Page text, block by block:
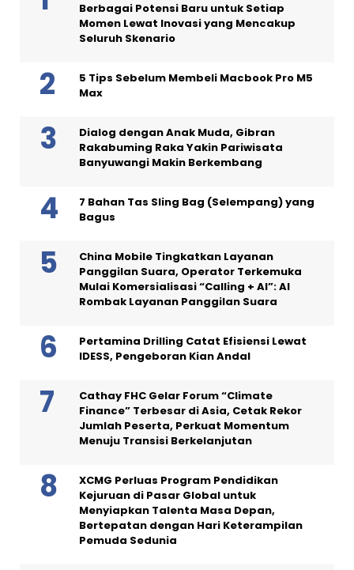
Berbagai Potensi Baru untuk Setiap
Momen Lewat Inovasi yang Mencakup
Seluruh Skenario
5 Tips Sebelum Membeli Macbook Pro M5
Max
Dialog dengan Anak Muda, Gibran
Rakabuming Raka Yakin Pariwisata
Banyuwangi Makin Berkembang
7 Bahan Tas Sling Bag (Selempang) yang
Bagus
China Mobile Tingkatkan Layanan
Panggilan Suara, Operator Terkemuka
Mulai Komersialisasi “Calling + AI”: AI
Rombak Layanan Panggilan Suara
Pertamina Drilling Catat Efisiensi Lewat
IDESS, Pengeboran Kian Andal
Cathay FHC Gelar Forum “Climate
Finance” Terbesar di Asia, Cetak Rekor
Jumlah Peserta, Perkuat Momentum
Menuju Transisi Berkelanjutan
XCMG Perluas Program Pendidikan
Kejuruan di Pasar Global untuk
Menyiapkan Talenta Masa Depan,
Bertepatan dengan Hari Keterampilan
Pemuda Sedunia